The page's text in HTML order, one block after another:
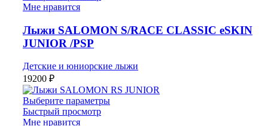
Мне нравится
Лыжи SALOMON S/RACE CLASSIC eSKIN
JUNIOR /PSP
Детские и юниорские лыжи
19200 ₽
Выберите параметры
Быстрый просмотр
Мне нравится